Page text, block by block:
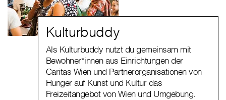
Kulturbuddy
Als Kulturbuddy nutzt du gemeinsam mit
Bewohner*innen aus Einrichtungen der
Caritas Wien und Partnerorganisationen von
Hunger auf Kunst und Kultur das
Freizeitangebot von Wien und Umgebung.